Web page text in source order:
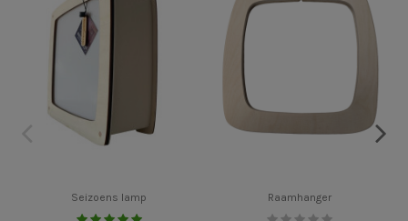
Seizoens lamp Raamhanger